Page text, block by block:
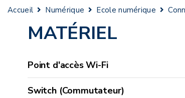
Accueil Numérique Ecole numérique
MATÉRIEL
Point d'accès Wi-Fi
Switch (Commutateur)